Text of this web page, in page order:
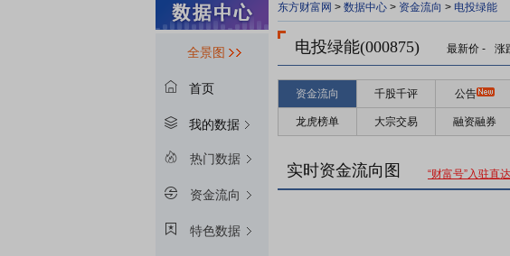
全景图
首页
我的数据
热门数据
资金流向
特色数据
东方财富网 > 数据中心 > 资金流向 > 电投绿能
电投绿能(000875) 最新价 - 涨
资金流向 千股千评 公告
龙虎榜单 大宗交易 融资融券
实时资金流向图 “财富号”入驻直达